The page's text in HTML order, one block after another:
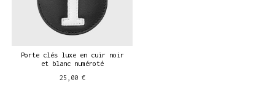
Porte clés luxe en cuir noir
et blanc numéroté
25,00 €